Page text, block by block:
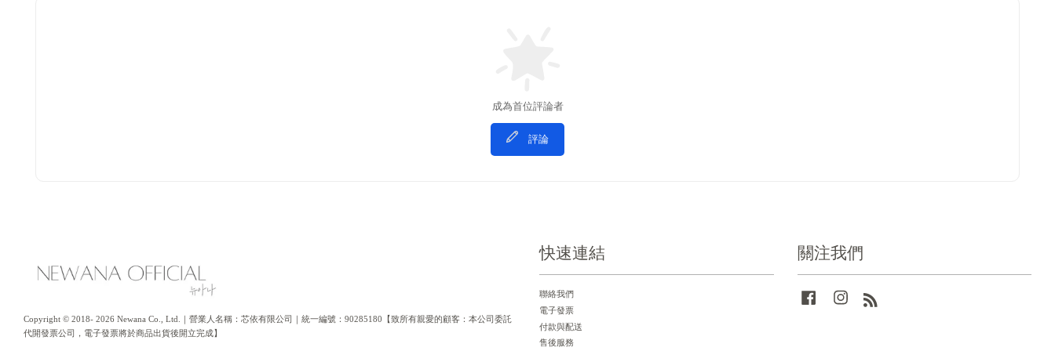
成為首位評論者
評論
Copyright © 2018- 2026 Newana Co., Ltd.｜營業人名稱：芯依有限公司｜統一編號：90285180【致所有親愛的顧客：本公司委託
代開發票公司，電子發票將於商品出貨後開立完成】
快速連結
聯絡我們
電子發票
付款與配送
售後服務
關注我們
Facebook Instagram